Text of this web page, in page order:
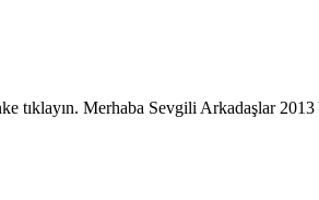
tıklayın. Merhaba Sevgili Arkadaşlar